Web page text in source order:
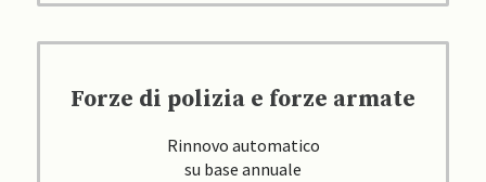
Forze di polizia e forze armate
Rinnovo automatico
su base annuale